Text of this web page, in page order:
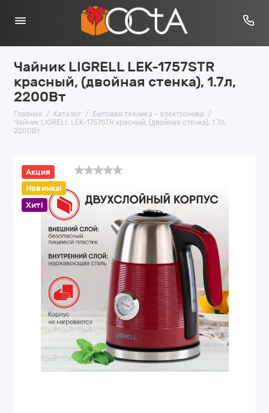
Чайник LIGRELL LEK-1757STR
красный, (двойная стенка), 1.7л,
2200Вт
Главная Каталог
Бытовая техника - электроника
Чайник LIGRELL LEK-1757STR красный, (двойная стенка), 1.7л,
2200Вт
Акция
Новинка!
Хит!